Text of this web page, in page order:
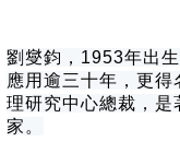
劉燮鈞，1953年出
應用逾三十年，更
理研究中心總裁，是
家。